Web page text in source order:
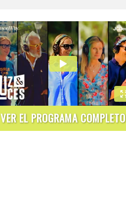
VER EL PROGRAMA COMPLETO